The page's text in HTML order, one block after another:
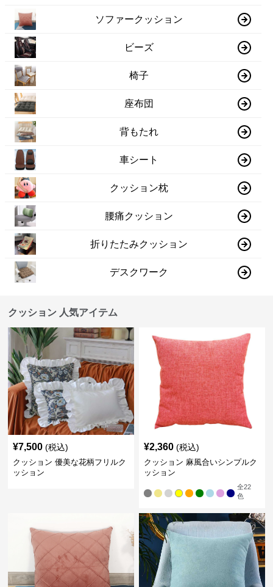
ソファークッション
ビーズ
椅子
座布団
背もたれ
車シート
クッション枕
腰痛クッション
折りたたみクッション
デスクワーク
クッション 人気アイテム
¥7,500 (税込)
クッション 優美な花柄フリルク
ッション
¥2,360 (税込)
クッション 麻風合いシンプルク
ッション
全22
色